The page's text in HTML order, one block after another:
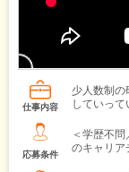
仕事内容
少人数制の
していって
応募条件
＜学歴不
のキャリア